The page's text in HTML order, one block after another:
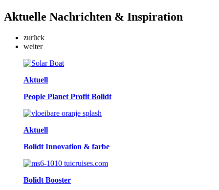
Aktuelle Nachrichten & Inspiration
zurück
weiter
Aktuell
People Planet Profit Bolidt
Aktuell
Bolidt Innovation & farbe
Bolidt Booster